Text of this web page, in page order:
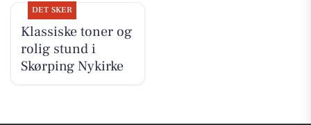
DET SKER
Klassiske toner og
rolig stund i
Skørping Nykirke